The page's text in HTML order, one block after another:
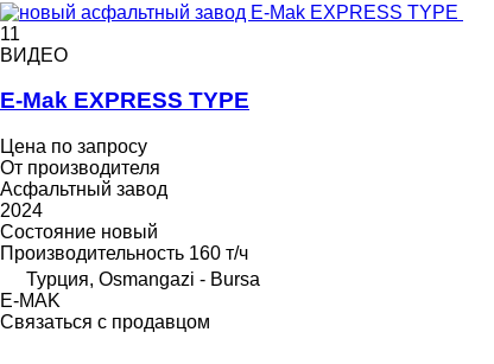
11
ВИДЕО
E-Mak EXPRESS TYPE
Цена по запросу
От производителя
Асфальтный завод
2024
Состояние новый
Производительность 160 т/ч
Турция, Osmangazi - Bursa
E-MAK
Связаться с продавцом